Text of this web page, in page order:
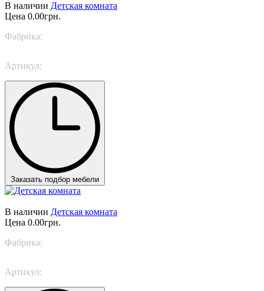
В наличии Детская комната
Цена 0.00грн.
Фабрика:
Артикул:
Заказать подбор мебели
В наличии Детская комната
Цена 0.00грн.
Фабрика:
Артикул: